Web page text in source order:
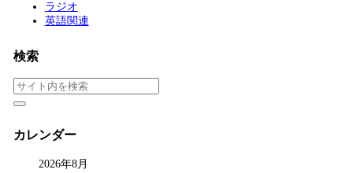
ラジオ
英語関連
検索
カレンダー
2026年8月